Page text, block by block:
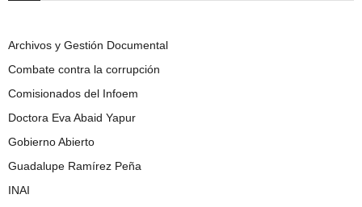
Archivos y Gestión Documental
Combate contra la corrupción
Comisionados del Infoem
Doctora Eva Abaid Yapur
Gobierno Abierto
Guadalupe Ramírez Peña
INAI